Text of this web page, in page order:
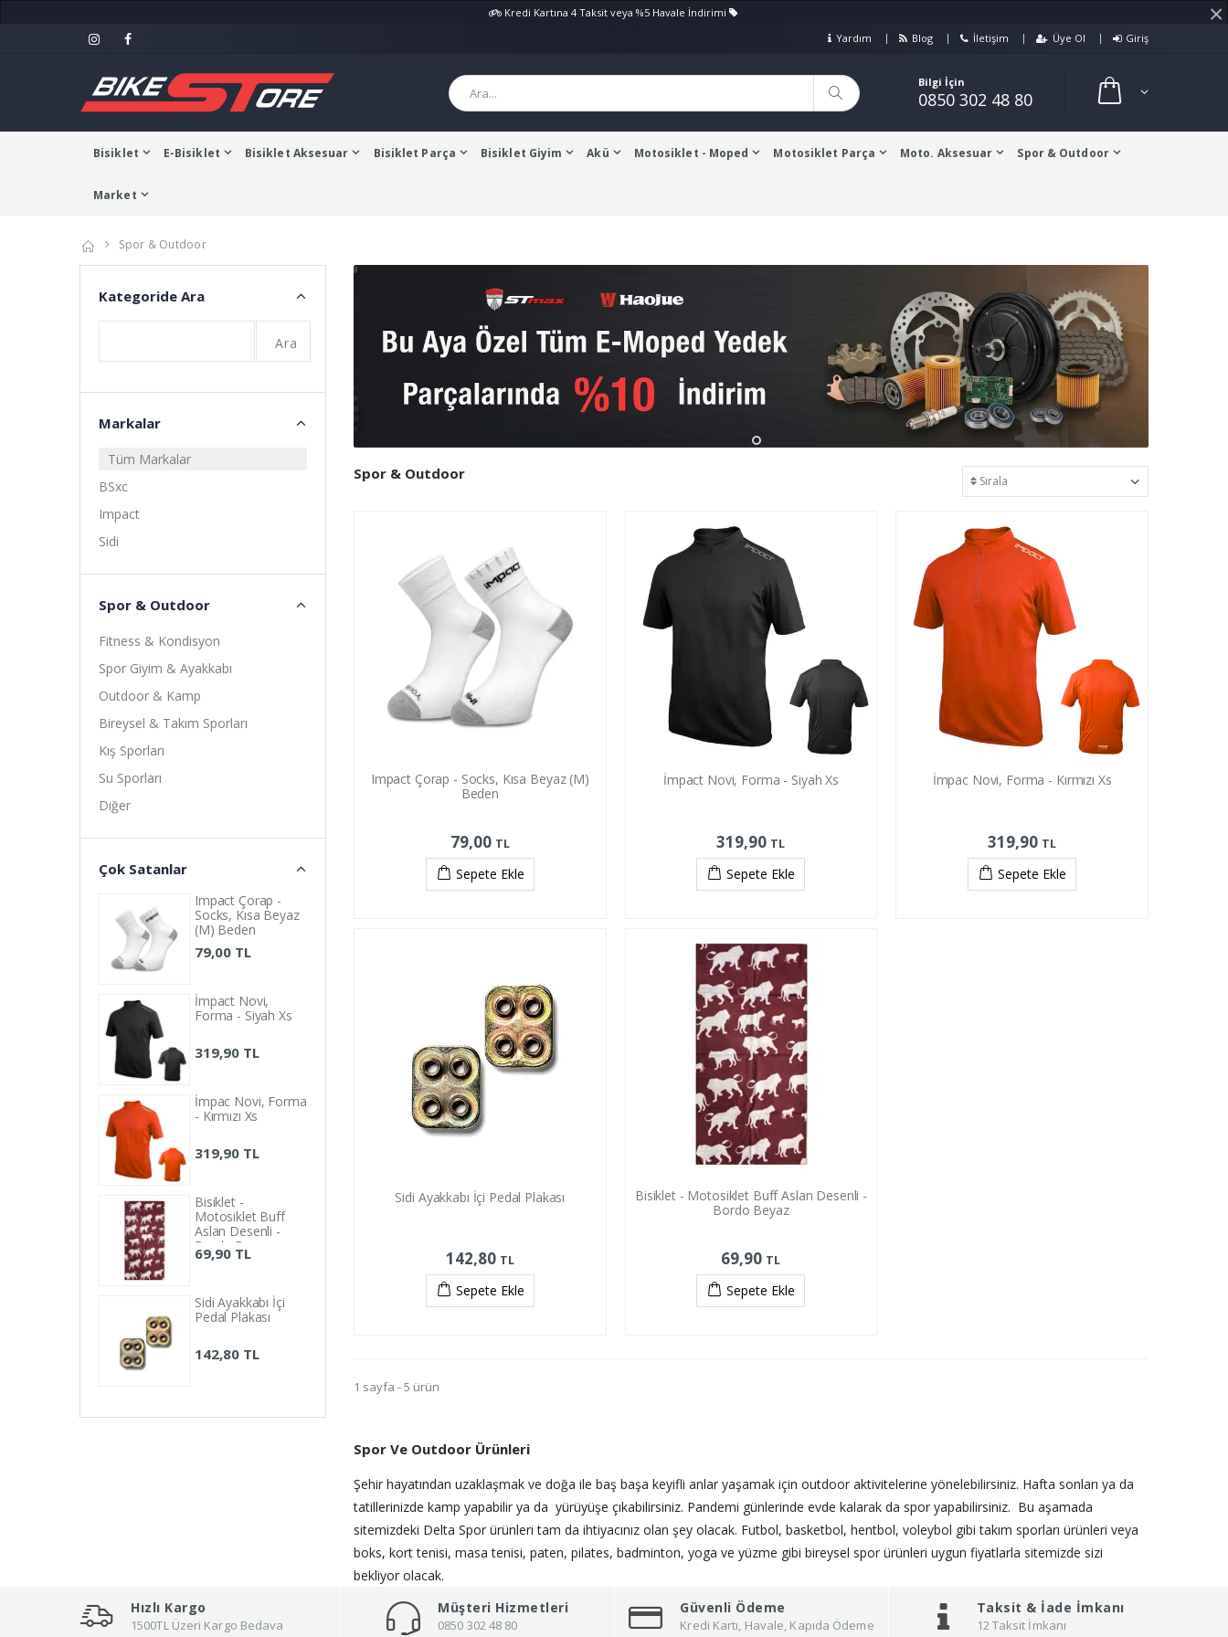
Kredi Kartına 4 Taksit veya %5 Havale İndirimi ×
Yardım Blog İletişim Üye Ol Giriş
Bilgi İçin
0850 302 48 80
Bisiklet E-Bisiklet Bisiklet Aksesuar Bisiklet Parça Bisiklet Giyim Akü Motosiklet - Moped Motosiklet Parça Moto. Aksesuar Spor & Outdoor
Market
Spor & Outdoor
Spor & Outdoor
Impact Çorap - Socks, Kısa Beyaz (M)
Beden
79,00 TL
Sepete Ekle
İmpact Novi, Forma - Siyah Xs
319,90 TL
Sepete Ekle
İmpac Novi, Forma - Kırmızı Xs
319,90 TL
Sepete Ekle
Sidi Ayakkabı İçi Pedal Plakası
142,80 TL
Sepete Ekle
Bisiklet - Motosiklet Buff Aslan Desenli -
Bordo Beyaz
69,90 TL
Sepete Ekle
1 sayfa - 5 ürün
Spor Ve Outdoor Ürünleri
Şehir hayatından uzaklaşmak ve doğa ile baş başa keyifli anlar yaşamak için outdoor aktivitelerine yönelebilirsiniz. Hafta sonları ya da
tatillerinizde kamp yapabilir ya da yürüyüşe çıkabilirsiniz. Pandemi günlerinde evde kalarak da spor yapabilirsiniz. Bu aşamada
sitemizdeki Delta Spor ürünleri tam da ihtiyacınız olan şey olacak. Futbol, basketbol, hentbol, voleybol gibi takım sporları ürünleri veya
boks, kort tenisi, masa tenisi, paten, pilates, badminton, yoga ve yüzme gibi bireysel spor ürünleri uygun fiyatlarla sitemizde sizi
bekliyor olacak.
Kategoride Ara
Ara
Markalar
Tüm Markalar
BSxc
Impact
Sidi
Spor & Outdoor
Fitness & Kondisyon
Spor Giyim & Ayakkabı
Outdoor & Kamp
Bireysel & Takım Sporları
Kış Sporları
Su Sporları
Diğer
Çok Satanlar
Impact Çorap -
Socks, Kısa Beyaz
(M) Beden
79,00 TL
İmpact Novi,
Forma - Siyah Xs
319,90 TL
İmpac Novi, Forma
- Kırmızı Xs
319,90 TL
Bisiklet -
Motosiklet Buff
Aslan Desenli -
Bordo Beyaz
69,90 TL
Sidi Ayakkabı İçi
Pedal Plakası
142,80 TL
Hızlı Kargo
1500TL Üzeri Kargo Bedava
Müşteri Hizmetleri
0850 302 48 80
Güvenli Ödeme
Kredi Kartı, Havale, Kapıda Ödeme
Taksit & İade İmkanı
12 Taksit İmkanı